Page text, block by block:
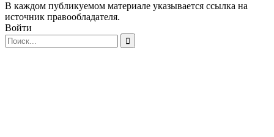
В каждом публикуемом материале указывается ссылка на
источник правообладателя.
Войти